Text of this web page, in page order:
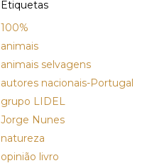
Etiquetas
100%
animais
animais selvagens
autores nacionais-Portugal
grupo LIDEL
Jorge Nunes
natureza
opinião livro